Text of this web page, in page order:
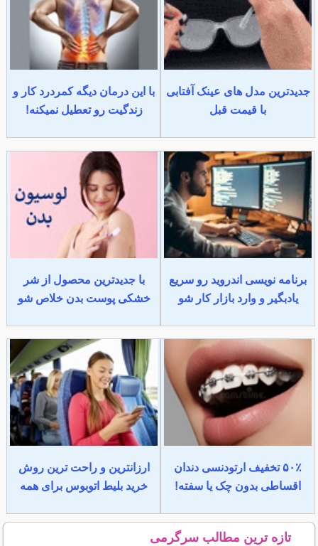
جدیدترین مدل های عینک آفتابی
با قیمت قبل
با این درمان دیگه کمردرد کار و
زندگیت رو تعطیل نمیکنه!
برنامه نویسی اندروید رو سریع
یادبگیر و وارد بازار کار شو
با جدیدترین محصول از شر
خشکی پوست بدن خلاص شو
۵۰٪ تخفیف ارتودنسی دندان
اقساطی بدون چک یا سفته!
ارزانترین و راحت ترین روش
خرید بلیط اتوبوس برای همه
تازه ترین مطالب سرگرمی